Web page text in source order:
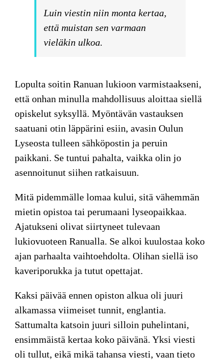
Luin viestin niin monta kertaa,
että muistan sen varmaan
vieläkin ulkoa.
Lopulta soitin Ranuan lukioon varmistaakseni,
että onhan minulla mahdollisuus aloittaa siellä
opiskelut syksyllä. Myöntävän vastauksen
saatuani otin läppärini esiin, avasin Oulun
Lyseosta tulleen sähköpostin ja peruin
paikkani. Se tuntui pahalta, vaikka olin jo
asennoitunut siihen ratkaisuun.
Mitä pidemmälle lomaa kului, sitä vähemmän
mietin opistoa tai perumaani lyseopaikkaa.
Ajatukseni olivat siirtyneet tulevaan
lukiovuoteen Ranualla. Se alkoi kuulostaa koko
ajan parhaalta vaihtoehdolta. Olihan siellä iso
kaveriporukka ja tutut opettajat.
Kaksi päivää ennen opiston alkua oli juuri
alkamassa viimeiset tunnit, englantia.
Sattumalta katsoin juuri silloin puhelintani,
ensimmäistä kertaa koko päivänä. Yksi viesti
oli tullut, eikä mikä tahansa viesti, vaan tieto